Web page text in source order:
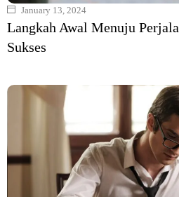
January 13, 2024
Langkah Awal Menuju
Sukses